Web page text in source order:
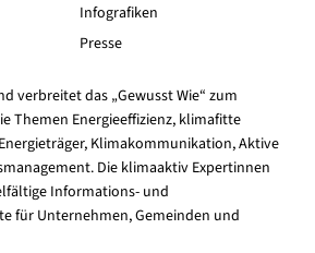
Infografiken
Presse
verbreitet das „Gewusst Wie“ zum
Themen Energieeffizienz, klimafitte
Klimakommunikation, Aktive
Die klimaaktiv Expertinnen
Informations- und
für Unternehmen, Gemeinden und